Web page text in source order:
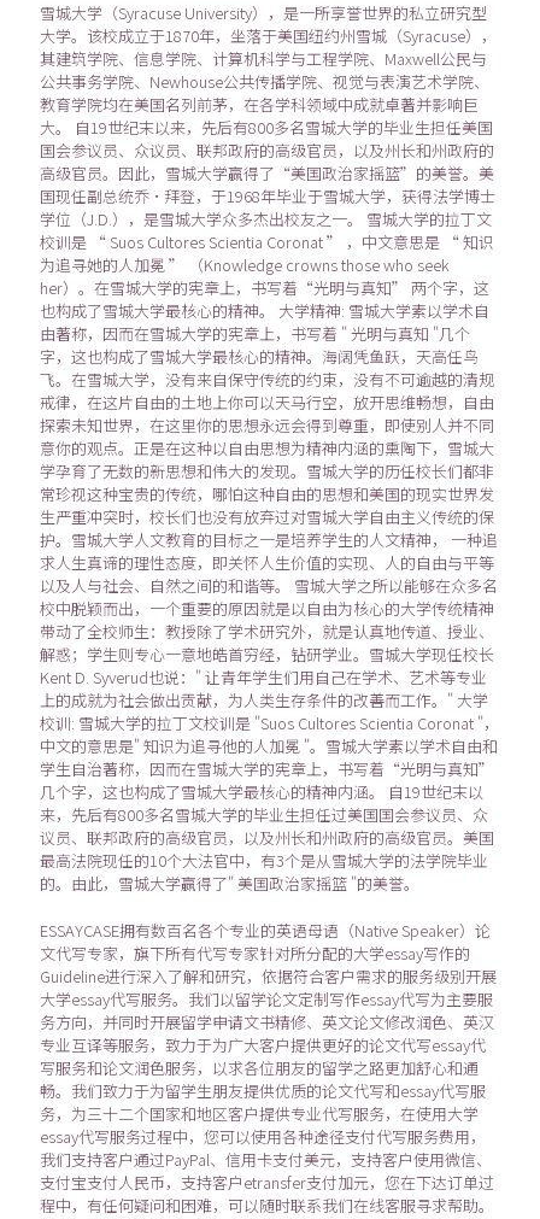
雪城大学（Syracuse University），是一所享誉世界的私立研究型
大学。该校成立于1870年，坐落于美国纽约州雪城（Syracuse），
其建筑学院、信息学院、计算机科学与工程学院、Maxwell公民与
公共事务学院、Newhouse公共传播学院、视觉与表演艺术学院、
教育学院均在美国名列前茅，在各学科领域中成就卓著并影响巨
大。 自19世纪末以来，先后有800多名雪城大学的毕业生担任美国
国会参议员、众议员、联邦政府的高级官员，以及州长和州政府的
高级官员。因此，雪城大学赢得了“美国政治家摇篮”的美誉。美
国现任副总统乔·拜登，于1968年毕业于雪城大学，获得法学博士
学位（J.D.），是雪城大学众多杰出校友之一。 雪城大学的拉丁文
校训是 “ Suos Cultores Scientia Coronat ” ，中文意思是 “ 知识
为追寻她的人加冕 ” （Knowledge crowns those who seek
her）。在雪城大学的宪章上，书写着“光明与真知” 两个字，这
也构成了雪城大学最核心的精神。 大学精神: 雪城大学素以学术自
由著称，因而在雪城大学的宪章上，书写着 " 光明与真知 "几个
字，这也构成了雪城大学最核心的精神。海阔凭鱼跃，天高任鸟
飞。在雪城大学，没有来自保守传统的约束，没有不可逾越的清规
戒律，在这片自由的土地上你可以天马行空，放开思维畅想，自由
探索未知世界，在这里你的思想永远会得到尊重，即使别人并不同
意你的观点。正是在这种以自由思想为精神内涵的熏陶下，雪城大
学孕育了无数的新思想和伟大的发现。雪城大学的历任校长们都非
常珍视这种宝贵的传统，哪怕这种自由的思想和美国的现实世界发
生严重冲突时，校长们也没有放弃过对雪城大学自由主义传统的保
护。雪城大学人文教育的目标之一是培养学生的人文精神， 一种追
求人生真谛的理性态度，即关怀人生价值的实现、人的自由与平等
以及人与社会、自然之间的和谐等。 雪城大学之所以能够在众多名
校中脱颖而出，一个重要的原因就是以自由为核心的大学传统精神
带动了全校师生：教授除了学术研究外，就是认真地传道、授业、
解惑；学生则专心一意地皓首穷经，钻研学业。雪城大学现任校长
Kent D. Syverud也说：" 让青年学生们用自己在学术、艺术等专业
上的成就为社会做出贡献，为人类生存条件的改善而工作。" 大学
校训: 雪城大学的拉丁文校训是 "Suos Cultores Scientia Coronat "，
中文的意思是" 知识为追寻他的人加冕 "。雪城大学素以学术自由和
学生自治著称，因而在雪城大学的宪章上，书写着“光明与真知”
几个字，这也构成了雪城大学最核心的精神内涵。 自19世纪末以
来，先后有800多名雪城大学的毕业生担任过美国国会参议员、众
议员、联邦政府的高级官员，以及州长和州政府的高级官员。美国
最高法院现任的10个大法官中，有3个是从雪城大学的法学院毕业
的。由此，雪城大学赢得了" 美国政治家摇篮 "的美誉。
ESSAYCASE拥有数百名各个专业的英语母语（Native Speaker）论
文代写专家，旗下所有代写专家针对所分配的大学essay写作的
Guideline进行深入了解和研究，依据符合客户需求的服务级别开展
大学essay代写服务。我们以留学论文定制写作essay代写为主要服
务方向，并同时开展留学申请文书精修、英文论文修改润色、英汉
专业互译等服务，致力于为广大客户提供更好的论文代写essay代
写服务和论文润色服务，以求各位朋友的留学之路更加舒心和通
畅。我们致力于为留学生朋友提供优质的论文代写和essay代写服
务，为三十二个国家和地区客户提供专业代写服务，在使用大学
essay代写服务过程中，您可以使用各种途径支付代写服务费用，
我们支持客户通过PayPal、信用卡支付美元，支持客户使用微信、
支付宝支付人民币，支持客户etransfer支付加元，您在下达订单过
程中，有任何疑问和困难，可以随时联系我们在线客服寻求帮助。